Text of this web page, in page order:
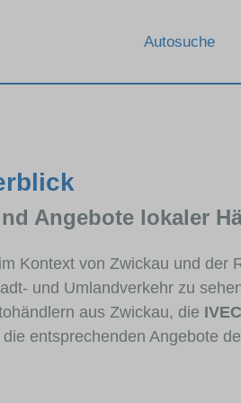
Autosuche
Angebote lokaler
Kontext von Zwickau und
und Umlandverkehr zu
aus Zwickau, die
entsprechenden Angebote